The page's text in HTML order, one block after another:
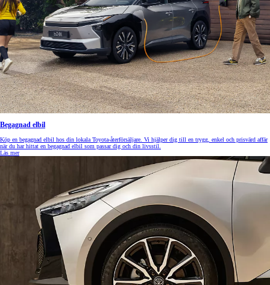
Begagnad elbil
Köp en begagnad elbil hos din lokala Toyota-återförsäljare. Vi hjälper dig till en trygg, enkel och prisvärd affär
när du har hittat en begagnad elbil som passar dig och din livsstil.
Läs mer